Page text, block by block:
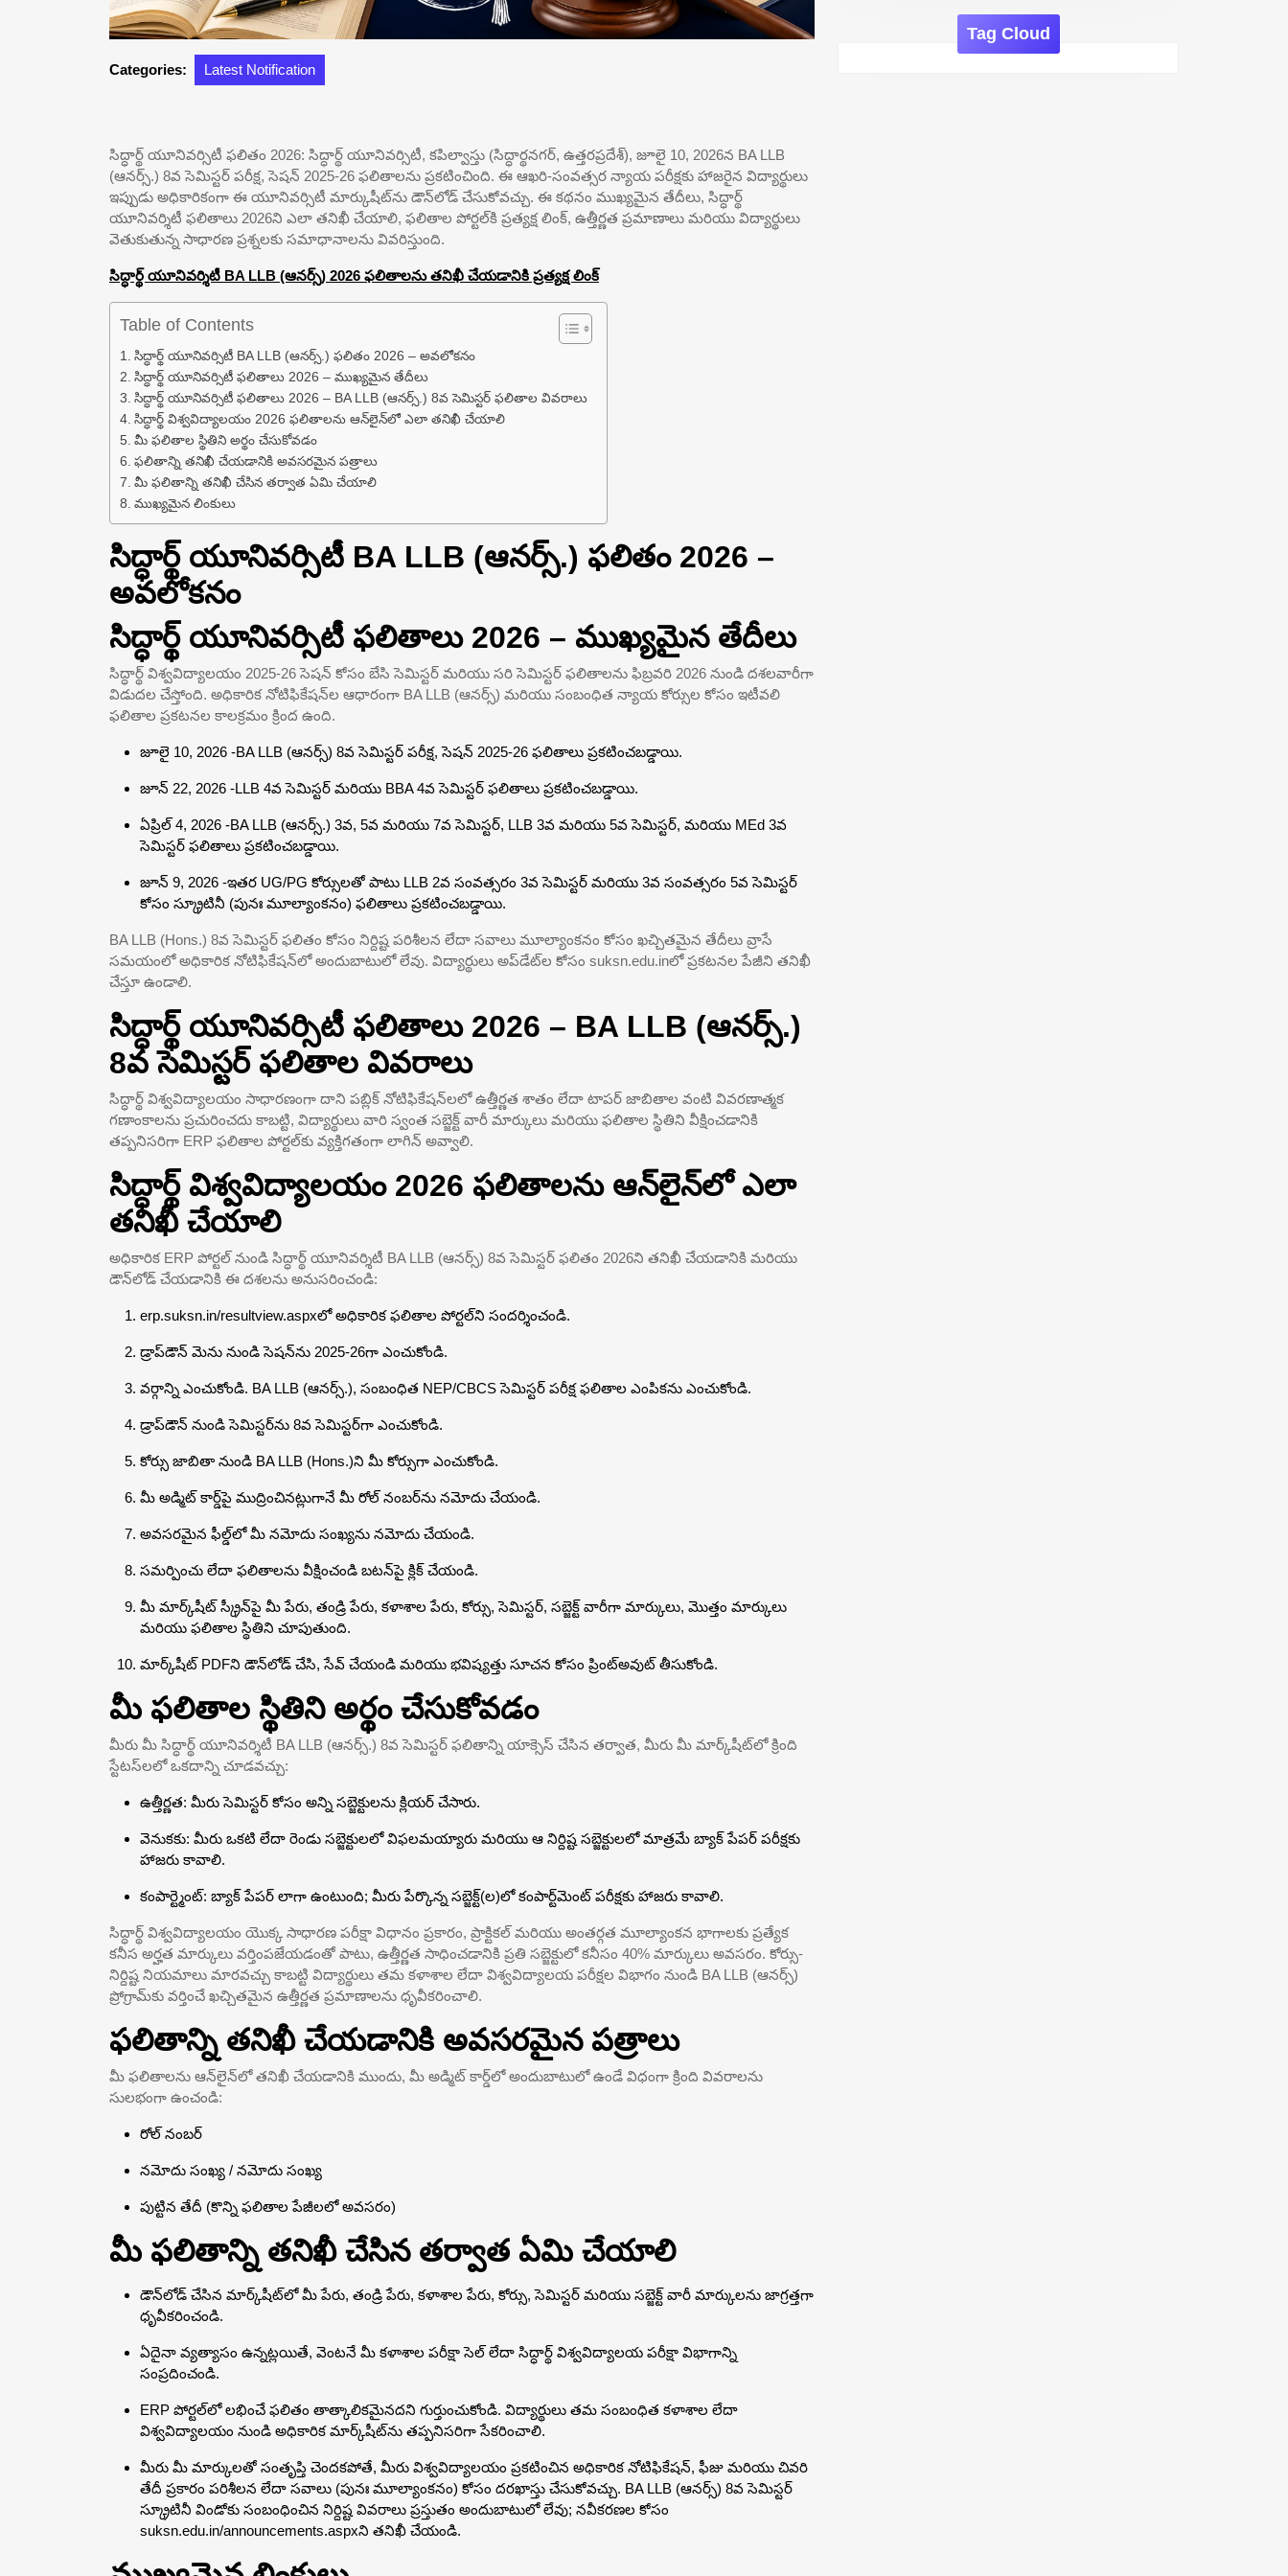
Categories: Latest Notification
సిద్ధార్థ్ యూనివర్సిటీ ఫలితం 2026: సిద్ధార్థ్ యూనివర్సిటీ, కపిల్వాస్తు (సిద్ధార్థనగర్, ఉత్తరప్రదేశ్), జూలై 10, 2026న BA LLB
(ఆనర్స్.) 8వ సెమిస్టర్ పరీక్ష, సెషన్ 2025-26 ఫలితాలను ప్రకటించింది. ఈ ఆఖరి-సంవత్సర న్యాయ పరీక్షకు హాజరైన విద్యార్థులు
ఇప్పుడు అధికారికంగా ఈ యూనివర్సిటీ మార్కుషీట్‌ను డౌన్‌లోడ్ చేసుకోవచ్చు. ఈ కథనం ముఖ్యమైన తేదీలు, సిద్ధార్థ్
యూనివర్శిటీ ఫలితాలు 2026ని ఎలా తనిఖీ చేయాలి, ఫలితాల పోర్టల్‌కి ప్రత్యక్ష లింక్, ఉత్తీర్ణత ప్రమాణాలు మరియు విద్యార్థులు
వెతుకుతున్న సాధారణ ప్రశ్నలకు సమాధానాలను వివరిస్తుంది.
సిద్ధార్థ్ యూనివర్శిటీ BA LLB (ఆనర్స్) 2026 ఫలితాలను తనిఖీ చేయడానికి ప్రత్యక్ష లింక్
Table of Contents
సిద్ధార్థ్ యూనివర్సిటీ BA LLB (ఆనర్స్.) ఫలితం 2026 – అవలోకనం
సిద్ధార్థ్ యూనివర్సిటీ ఫలితాలు 2026 – ముఖ్యమైన తేదీలు
సిద్ధార్థ్ యూనివర్సిటీ ఫలితాలు 2026 – BA LLB (ఆనర్స్.) 8వ సెమిస్టర్ ఫలితాల వివరాలు
సిద్ధార్థ్ విశ్వవిద్యాలయం 2026 ఫలితాలను ఆన్‌లైన్‌లో ఎలా తనిఖీ చేయాలి
మీ ఫలితాల స్థితిని అర్థం చేసుకోవడం
ఫలితాన్ని తనిఖీ చేయడానికి అవసరమైన పత్రాలు
మీ ఫలితాన్ని తనిఖీ చేసిన తర్వాత ఏమి చేయాలి
ముఖ్యమైన లింకులు
సిద్ధార్థ్ యూనివర్సిటీ BA LLB (ఆనర్స్.) ఫలితం 2026 –
అవలోకనం
సిద్ధార్థ్ యూనివర్సిటీ ఫలితాలు 2026 – ముఖ్యమైన తేదీలు
సిద్ధార్థ్ విశ్వవిద్యాలయం 2025-26 సెషన్ కోసం బేసి సెమిస్టర్ మరియు సరి సెమిస్టర్ ఫలితాలను ఫిబ్రవరి 2026 నుండి దశలవారీగా
విడుదల చేస్తోంది. అధికారిక నోటిఫికేషన్‌ల ఆధారంగా BA LLB (ఆనర్స్) మరియు సంబంధిత న్యాయ కోర్సుల కోసం ఇటీవలి
ఫలితాల ప్రకటనల కాలక్రమం క్రింద ఉంది.
జూలై 10, 2026 -BA LLB (ఆనర్స్) 8వ సెమిస్టర్ పరీక్ష, సెషన్ 2025-26 ఫలితాలు ప్రకటించబడ్డాయి.
జూన్ 22, 2026 -LLB 4వ సెమిస్టర్ మరియు BBA 4వ సెమిస్టర్ ఫలితాలు ప్రకటించబడ్డాయి.
ఏప్రిల్ 4, 2026 -BA LLB (ఆనర్స్.) 3వ, 5వ మరియు 7వ సెమిస్టర్, LLB 3వ మరియు 5వ సెమిస్టర్, మరియు MEd 3వ
సెమిస్టర్ ఫలితాలు ప్రకటించబడ్డాయి.
జూన్ 9, 2026 -ఇతర UG/PG కోర్సులతో పాటు LLB 2వ సంవత్సరం 3వ సెమిస్టర్ మరియు 3వ సంవత్సరం 5వ సెమిస్టర్
కోసం స్క్రూటినీ (పునః మూల్యాంకనం) ఫలితాలు ప్రకటించబడ్డాయి.
BA LLB (Hons.) 8వ సెమిస్టర్ ఫలితం కోసం నిర్దిష్ట పరిశీలన లేదా సవాలు మూల్యాంకనం కోసం ఖచ్చితమైన తేదీలు వ్రాసే
సమయంలో అధికారిక నోటిఫికేషన్‌లో అందుబాటులో లేవు. విద్యార్థులు అప్‌డేట్‌ల కోసం suksn.edu.inలో ప్రకటనల పేజీని తనిఖీ
చేస్తూ ఉండాలి.
సిద్ధార్థ్ యూనివర్సిటీ ఫలితాలు 2026 – BA LLB (ఆనర్స్.)
8వ సెమిస్టర్ ఫలితాల వివరాలు
సిద్ధార్థ్ విశ్వవిద్యాలయం సాధారణంగా దాని పబ్లిక్ నోటిఫికేషన్‌లలో ఉత్తీర్ణత శాతం లేదా టాపర్ జాబితాల వంటి వివరణాత్మక
గణాంకాలను ప్రచురించదు కాబట్టి, విద్యార్థులు వారి స్వంత సబ్జెక్ట్ వారీ మార్కులు మరియు ఫలితాల స్థితిని వీక్షించడానికి
తప్పనిసరిగా ERP ఫలితాల పోర్టల్‌కు వ్యక్తిగతంగా లాగిన్ అవ్వాలి.
సిద్ధార్థ్ విశ్వవిద్యాలయం 2026 ఫలితాలను ఆన్‌లైన్‌లో ఎలా
తనిఖీ చేయాలి
అధికారిక ERP పోర్టల్ నుండి సిద్ధార్థ్ యూనివర్శిటీ BA LLB (ఆనర్స్) 8వ సెమిస్టర్ ఫలితం 2026ని తనిఖీ చేయడానికి మరియు
డౌన్‌లోడ్ చేయడానికి ఈ దశలను అనుసరించండి:
erp.suksn.in/resultview.aspxలో అధికారిక ఫలితాల పోర్టల్‌ని సందర్శించండి.
డ్రాప్‌డౌన్ మెను నుండి సెషన్‌ను 2025-26గా ఎంచుకోండి.
వర్గాన్ని ఎంచుకోండి. BA LLB (ఆనర్స్.), సంబంధిత NEP/CBCS సెమిస్టర్ పరీక్ష ఫలితాల ఎంపికను ఎంచుకోండి.
డ్రాప్‌డౌన్ నుండి సెమిస్టర్‌ను 8వ సెమిస్టర్‌గా ఎంచుకోండి.
కోర్సు జాబితా నుండి BA LLB (Hons.)ని మీ కోర్సుగా ఎంచుకోండి.
మీ అడ్మిట్ కార్డ్‌పై ముద్రించినట్లుగానే మీ రోల్ నంబర్‌ను నమోదు చేయండి.
అవసరమైన ఫీల్డ్‌లో మీ నమోదు సంఖ్యను నమోదు చేయండి.
సమర్పించు లేదా ఫలితాలను వీక్షించండి బటన్‌పై క్లిక్ చేయండి.
మీ మార్క్‌షీట్ స్క్రీన్‌పై మీ పేరు, తండ్రి పేరు, కళాశాల పేరు, కోర్సు, సెమిస్టర్, సబ్జెక్ట్ వారీగా మార్కులు, మొత్తం మార్కులు
మరియు ఫలితాల స్థితిని చూపుతుంది.
మార్క్‌షీట్ PDFని డౌన్‌లోడ్ చేసి, సేవ్ చేయండి మరియు భవిష్యత్తు సూచన కోసం ప్రింట్‌అవుట్ తీసుకోండి.
మీ ఫలితాల స్థితిని అర్థం చేసుకోవడం
మీరు మీ సిద్ధార్థ్ యూనివర్శిటీ BA LLB (ఆనర్స్.) 8వ సెమిస్టర్ ఫలితాన్ని యాక్సెస్ చేసిన తర్వాత, మీరు మీ మార్క్‌షీట్‌లో క్రింది
స్టేటస్‌లలో ఒకదాన్ని చూడవచ్చు:
ఉత్తీర్ణత: మీరు సెమిస్టర్ కోసం అన్ని సబ్జెక్టులను క్లియర్ చేసారు.
వెనుకకు: మీరు ఒకటి లేదా రెండు సబ్జెక్టులలో విఫలమయ్యారు మరియు ఆ నిర్దిష్ట సబ్జెక్టులలో మాత్రమే బ్యాక్ పేపర్ పరీక్షకు
హాజరు కావాలి.
కంపార్ట్మెంట్: బ్యాక్ పేపర్ లాగా ఉంటుంది; మీరు పేర్కొన్న సబ్జెక్ట్(ల)లో కంపార్ట్‌మెంట్ పరీక్షకు హాజరు కావాలి.
సిద్ధార్థ్ విశ్వవిద్యాలయం యొక్క సాధారణ పరీక్షా విధానం ప్రకారం, ప్రాక్టికల్ మరియు అంతర్గత మూల్యాంకన భాగాలకు ప్రత్యేక
కనీస అర్హత మార్కులు వర్తింపజేయడంతో పాటు, ఉత్తీర్ణత సాధించడానికి ప్రతి సబ్జెక్టులో కనీసం 40% మార్కులు అవసరం. కోర్సు-
నిర్దిష్ట నియమాలు మారవచ్చు కాబట్టి విద్యార్థులు తమ కళాశాల లేదా విశ్వవిద్యాలయ పరీక్షల విభాగం నుండి BA LLB (ఆనర్స్)
ప్రోగ్రామ్‌కు వర్తించే ఖచ్చితమైన ఉత్తీర్ణత ప్రమాణాలను ధృవీకరించాలి.
ఫలితాన్ని తనిఖీ చేయడానికి అవసరమైన పత్రాలు
మీ ఫలితాలను ఆన్‌లైన్‌లో తనిఖీ చేయడానికి ముందు, మీ అడ్మిట్ కార్డ్‌లో అందుబాటులో ఉండే విధంగా క్రింది వివరాలను
సులభంగా ఉంచండి:
రోల్ నంబర్
నమోదు సంఖ్య / నమోదు సంఖ్య
పుట్టిన తేదీ (కొన్ని ఫలితాల పేజీలలో అవసరం)
మీ ఫలితాన్ని తనిఖీ చేసిన తర్వాత ఏమి చేయాలి
డౌన్‌లోడ్ చేసిన మార్క్‌షీట్‌లో మీ పేరు, తండ్రి పేరు, కళాశాల పేరు, కోర్సు, సెమిస్టర్ మరియు సబ్జెక్ట్ వారీ మార్కులను జాగ్రత్తగా
ధృవీకరించండి.
ఏదైనా వ్యత్యాసం ఉన్నట్లయితే, వెంటనే మీ కళాశాల పరీక్షా సెల్ లేదా సిద్ధార్థ్ విశ్వవిద్యాలయ పరీక్షా విభాగాన్ని
సంప్రదించండి.
ERP పోర్టల్‌లో లభించే ఫలితం తాత్కాలికమైనదని గుర్తుంచుకోండి. విద్యార్థులు తమ సంబంధిత కళాశాల లేదా
విశ్వవిద్యాలయం నుండి అధికారిక మార్క్‌షీట్‌ను తప్పనిసరిగా సేకరించాలి.
మీరు మీ మార్కులతో సంతృప్తి చెందకపోతే, మీరు విశ్వవిద్యాలయం ప్రకటించిన అధికారిక నోటిఫికేషన్, ఫీజు మరియు చివరి
తేదీ ప్రకారం పరిశీలన లేదా సవాలు (పునః మూల్యాంకనం) కోసం దరఖాస్తు చేసుకోవచ్చు. BA LLB (ఆనర్స్) 8వ సెమిస్టర్
స్క్రూటినీ విండోకు సంబంధించిన నిర్దిష్ట వివరాలు ప్రస్తుతం అందుబాటులో లేవు; నవీకరణల కోసం
suksn.edu.in/announcements.aspxని తనిఖీ చేయండి.
Tag Cloud